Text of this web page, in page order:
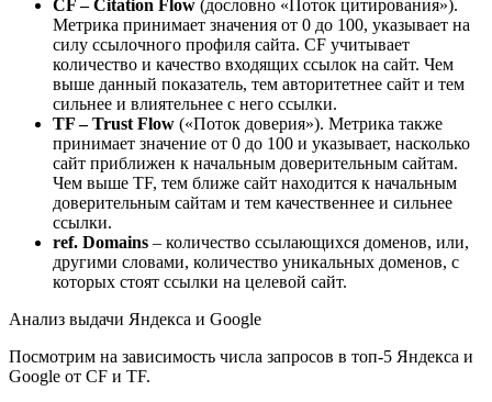
CF – Citation Flow (дословно «Поток цитирования»).
Метрика принимает значения от 0 до 100, указывает на
силу ссылочного профиля сайта. CF учитывает
количество и качество входящих ссылок на сайт. Чем
выше данный показатель, тем авторитетнее сайт и тем
сильнее и влиятельнее с него ссылки.
TF – Trust Flow («Поток доверия»). Метрика также
принимает значение от 0 до 100 и указывает, насколько
сайт приближен к начальным доверительным сайтам.
Чем выше TF, тем ближе сайт находится к начальным
доверительным сайтам и тем качественнее и сильнее
ссылки.
ref. Domains – количество ссылающихся доменов, или,
другими словами, количество уникальных доменов, с
которых стоят ссылки на целевой сайт.
Анализ выдачи Яндекса и Google
Посмотрим на зависимость числа запросов в топ-5 Яндекса и
Google от CF и TF.